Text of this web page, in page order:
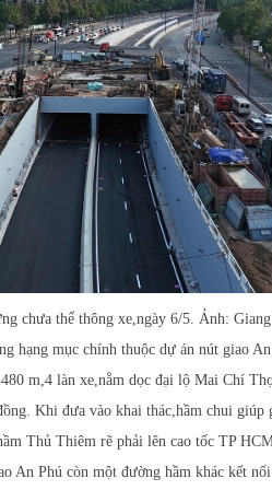
chưa thể thông xe,ngày 6/5. Ảnh:
hạng mục chính thuộc dự án nút giao
m,4 làn xe,nằm dọc đại lộ Mai Chí
Khi đưa vào khai thác,hầm chui
Thủ Thiêm rẽ phải lên cao tốc TP
An Phú còn một đường hầm khác kết